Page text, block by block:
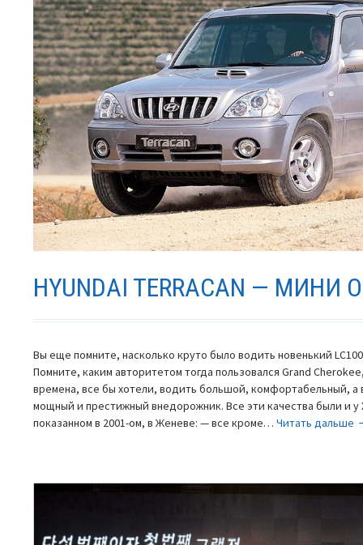
HYUNDAI TERRACAN — МИНИ
Вы еще помните, насколько круто было водить новенький
Помните, каким авторитетом тогда пользовался Grand
времена, все бы хотели, водить большой, комфортабельный,
мощный и престижный внедорожник. Все эти качества были и у
показанном в 2001-ом, в Женеве: — все кроме…Читать дальше